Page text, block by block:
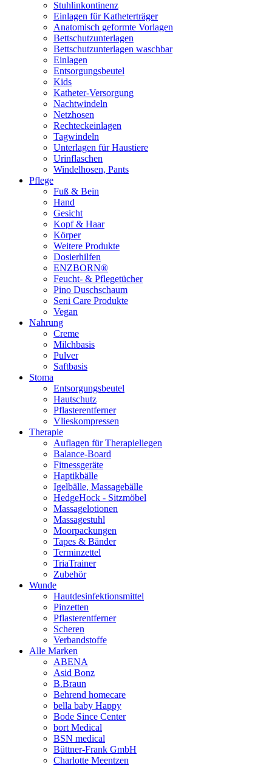
Stuhlinkontinenz
Einlagen für Katheterträger
Anatomisch geformte Vorlagen
Bettschutzunterlagen
Bettschutzunterlagen waschbar
Einlagen
Entsorgungsbeutel
Kids
Katheter-Versorgung
Nachtwindeln
Netzhosen
Rechteckeinlagen
Tagwindeln
Unterlagen für Haustiere
Urinflaschen
Windelhosen, Pants
Pflege
Fuß & Bein
Hand
Gesicht
Kopf & Haar
Körper
Weitere Produkte
Dosierhilfen
ENZBORN®
Feucht- & Pflegetücher
Pino Duschschaum
Seni Care Produkte
Vegan
Nahrung
Creme
Milchbasis
Pulver
Saftbasis
Stoma
Entsorgungsbeutel
Hautschutz
Pflasterentferner
Vlieskompressen
Therapie
Auflagen für Therapieliegen
Balance-Board
Fitnessgeräte
Haptikbälle
Igelbälle, Massagebälle
HedgeHock - Sitzmöbel
Massagelotionen
Massagestuhl
Moorpackungen
Tapes & Bänder
Terminzettel
TriaTrainer
Zubehör
Wunde
Hautdesinfektionsmittel
Pinzetten
Pflasterentferner
Scheren
Verbandstoffe
Alle Marken
ABENA
Asid Bonz
B.Braun
Behrend homecare
bella baby Happy
Bode Since Center
bort Medical
BSN medical
Büttner-Frank GmbH
Charlotte Meentzen